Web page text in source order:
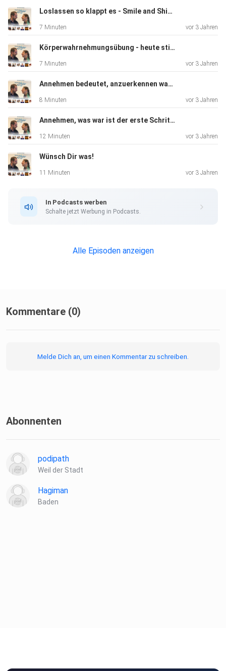
Schwarzsehereien oder aneinander vorbei leben können
eine Beziehung
hart auf die Probe stellen. Plötzlich fehlt das Gefühl, die
Lust,
die Zweisamkeit und der Sex und das Paar findet sich in
Partnerschaft wieder, die keinen der Beteiligten glücklich
macht
harmonische Beziehung zu führen. Viel Spaß bei. Reinhören.
Eure
info@beziehungsanker.de
https://facebook.com/beziehungsanker 040
Loslassen so klappt es - Smile and Shine Frauencoaching
7 Minuten vor 3 Jahren
Körperwahrnehmungsübung - heute stimulieren wir den Vagusnerv - Smile and Shine Frauencoaching
7 Minuten vor 3 Jahren
Annehmen bedeutet, anzuerkennen was war - Smile and Shine Frauencoaching
8 Minuten vor 3 Jahren
Annehmen, was war ist der erste Schritt zum selbstbestimmten Leben - Smile and Shine Frauencoaching
12 Minuten vor 3 Jahren
Wünsch Dir was!
11 Minuten vor 3 Jahren
In Podcasts werben
Schalte jetzt Werbung in Podcasts.
Alle Episoden anzeigen
Kommentare (0)
Melde Dich an, um einen Kommentar zu schreiben.
Abonnenten
podipath
Weil der Stadt
Hagiman
Baden